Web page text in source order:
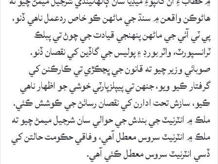
هاڻوڪن واقعن ۾ سنڌ جي ماڻهن ڪو خاص ردعمل ناهي ڏنو،
پي ٽي آئي جي ماڻهن پنهنجي قيادت جي چوڻ تي پبلڪ
ٽرانسپورٽ، واٽر بورڊ ۽ پوليس جي گاڏين کي نقصان ڏنو.
صوبائي وزير چيو ته قانون جي ڀڃڪڙي تي ڪارڪنن کي
گرفتار ڪيو ويو، جنهن تي پيپلزپارٽي خوشي جو اظهار ناهي
ڪيو، سازش تحت ادارن کي نقصان رسائڻ جي ڪوشش ڪئي.
ملڪ ۾ انٽرنيٽ جي بندش جي حوالي سان شرجيل ميمڻ چيو ته
ملڪ ۾ انٽرنيٽ سروس معطل آهي، وفاقي حڪومت حالتن کي
ڏسي انٽرنيٽ سروس معطل ڪئي آهي.